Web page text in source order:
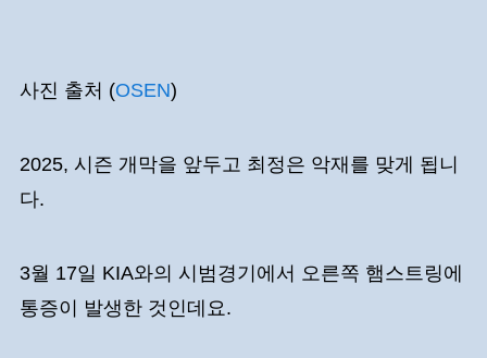
사진 출처 (OSEN)
2025, 시즌 개막을 앞두고 최정은 악재를 맞게 됩니
다.
3월 17일 KIA와의 시범경기에서 오른쪽 햄스트링에
통증이 발생한 것인데요.